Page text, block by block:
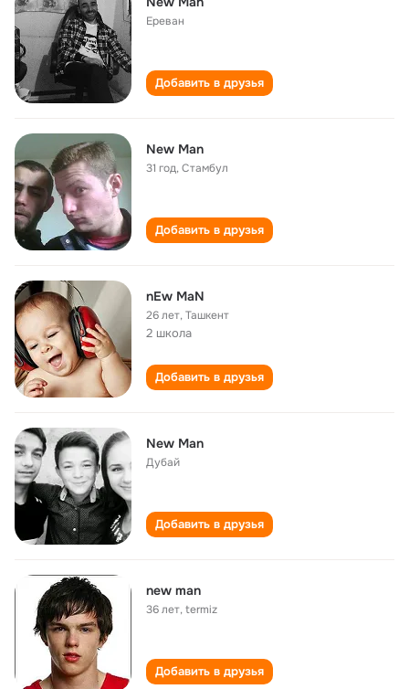
Ереван
Добавить в друзья
New Man
31 год,Стамбул
Добавить в друзья
nEw MaN
26 лет,Ташкент
2 школа
Добавить в друзья
New Man
Дубай
Добавить в друзья
new man
36 лет,termiz
Добавить в друзья